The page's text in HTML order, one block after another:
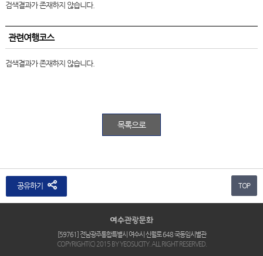
검색결과가 존재하지 않습니다.
관련여행코스
검색결과가 존재하지 않습니다.
목록으로
공유하기 TOP
[59761] 전남광주통합특별시 여수시 신월로 648 국동임시별관
COPYRIGHT(C) 2015 BY YEOSUCITY. ALL RIGHT RESERVED.